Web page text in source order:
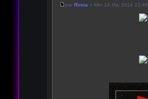
par Rinoa » Mer 14 Mai 2014 15:49